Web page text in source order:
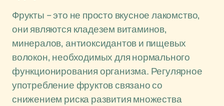
Фрукты – это не просто вкусное лакомство,
они являются кладезем витаминов,
минералов, антиоксидантов и пищевых
волокон, необходимых для нормального
функционирования организма. Регулярное
употребление фруктов связано со
снижением риска развития множества